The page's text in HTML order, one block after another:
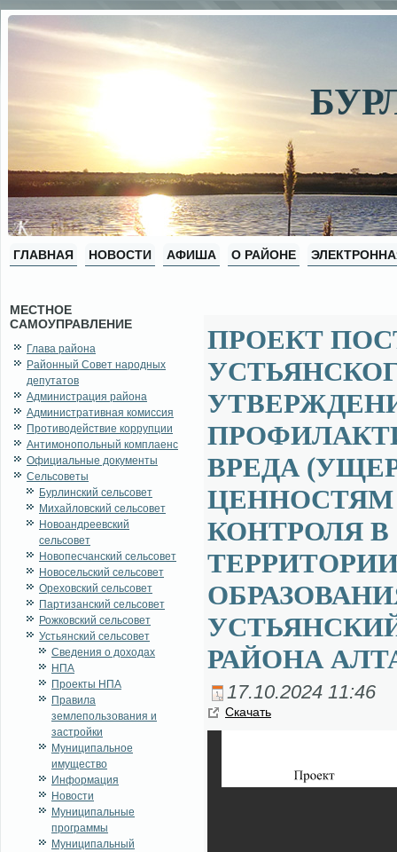
ГЛАВНАЯ НОВОСТИ АФИША О РАЙОНЕ
МЕСТНОЕ
САМОУПРАВЛЕНИЕ
Глава района
Районный Совет народных
депутатов
Администрация района
Административная комиссия
Противодействие коррупции
Антимонопольный комплаенс
Официальные документы
Сельсоветы
Бурлинский сельсовет
Михайловский сельсовет
Новоандреевский
сельсовет
Новопесчанский сельсовет
Новосельский сельсовет
Ореховский сельсовет
Партизанский сельсовет
Рожковский сельсовет
Устьянский сельсовет
Сведения о доходах
НПА
Проекты НПА
Правила
землепользования и
застройки
Муниципальное
имущество
Информация
Новости
Муниципальные
программы
Муниципальный
ПРОЕКТ
ВРЕДА
КОНТРОЛЯ
РАЙОНА
17.10.2024 11:46
Ска­чать